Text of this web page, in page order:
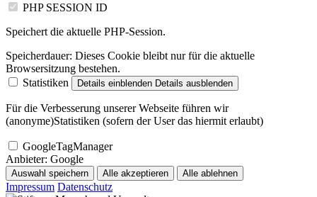
PHP SESSION ID
Speichert die aktuelle PHP-Session.
Speicherdauer: Dieses Cookie bleibt nur für die aktuelle
Browsersitzung bestehen.
Statistiken
Details einblenden Details ausblenden
Für die Verbesserung unserer Webseite führen wir
(anonyme)Statistiken (sofern der User das hiermit erlaubt)
GoogleTagManager
Anbieter: Google
Auswahl speichern Alle akzeptieren Alle ablehnen
Impressum Datenschutz